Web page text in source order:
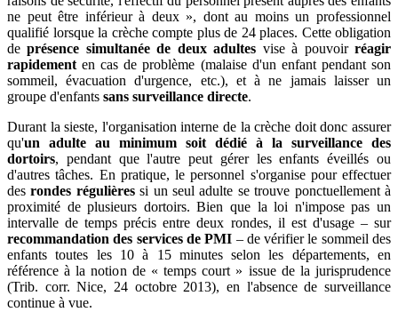
ne peut être inférieur à deux », dont au moins un professionnel
qualifié lorsque la crèche compte plus de 24 places. Cette obligation
deprésence simultanée de deux adultes vise à pouvoirréagir
rapidementen cas de problème (malaise d'un enfant pendant son
sommeil, évacuation d'urgence, etc.), et à ne jamais laisser un
groupe d'enfants sans surveillance directe.
Durant la sieste, l'organisation interne de la crèche doit donc assurer
qu'un adulte au minimum soit dédié à la surveillance des
dortoirs, pendant que l'autre peut gérer les enfants éveillés ou
d'autres tâches. En pratique, le personnel s'organise pour effectuer
desrondes régulièressi un seul adulte se trouve ponctuellement à
proximité de plusieurs dortoirs. Bien que la loi n'impose pas un
intervalle de temps précis entre deux rondes, il est d'usage – sur
recommandation des services de PMI – de vérifier le sommeil des
enfants toutes les 10 à 15 minutes selon les départements, en
référence à la notion de « temps court » issue de la jurisprudence
(Trib. corr. Nice, 24 octobre 2013), en l'absence de surveillance
continue à vue.